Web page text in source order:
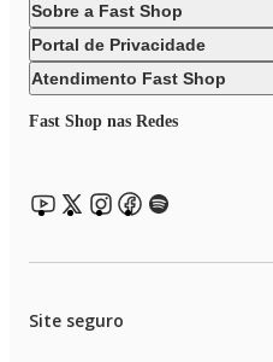
Sobre a Fast Shop
Portal de Privacidade
Atendimento Fast Shop
Fast Shop nas Redes
Site seguro